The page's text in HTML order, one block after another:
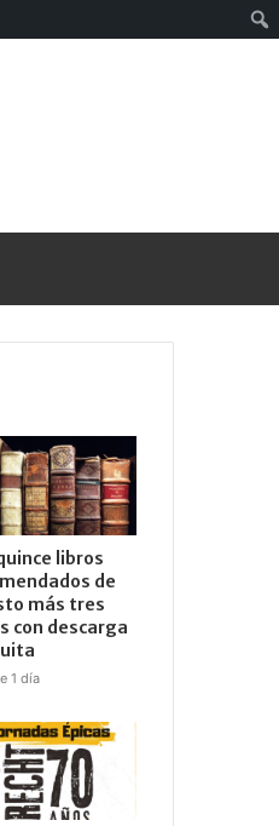
libros
de
más tres
con descarga
1 día